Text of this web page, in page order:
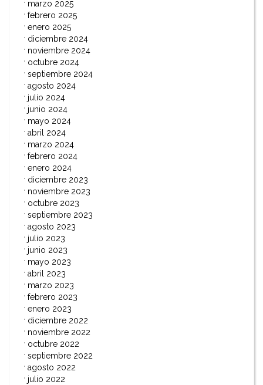
marzo 2025
febrero 2025
enero 2025
diciembre 2024
noviembre 2024
octubre 2024
septiembre 2024
agosto 2024
julio 2024
junio 2024
mayo 2024
abril 2024
marzo 2024
febrero 2024
enero 2024
diciembre 2023
noviembre 2023
octubre 2023
septiembre 2023
agosto 2023
julio 2023
junio 2023
mayo 2023
abril 2023
marzo 2023
febrero 2023
enero 2023
diciembre 2022
noviembre 2022
octubre 2022
septiembre 2022
agosto 2022
julio 2022